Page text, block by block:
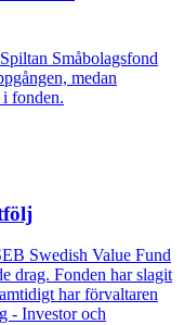
Småbolagsfond
medan
fonden.
Swedish Value Fund
drag. Fonden har slagit
har förvaltaren
- Investor och